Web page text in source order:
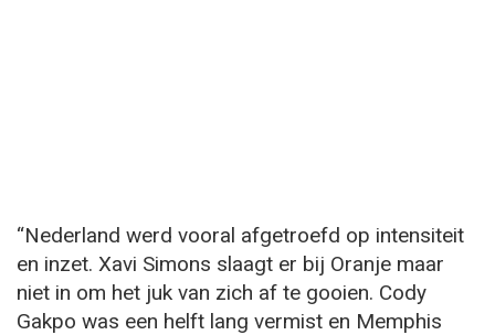
“Nederland werd vooral afgetroefd op intensiteit
en inzet. Xavi Simons slaagt er bij Oranje maar
niet in om het juk van zich af te gooien. Cody
Gakpo was een helft lang vermist en Memphis